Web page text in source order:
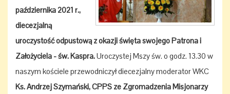
października 2021 r.,
diecezjalną
uroczystość odpustową z okazji święta swojego Patrona i
Założyciela - św. Kaspra.Uroczystej Mszy św. o godz. 13.30 w
naszym kościele przewodniczył diecezjalny moderator WKC
Ks. Andrzej Szymański, CPPS ze Zgromadzenia Misjonarzy